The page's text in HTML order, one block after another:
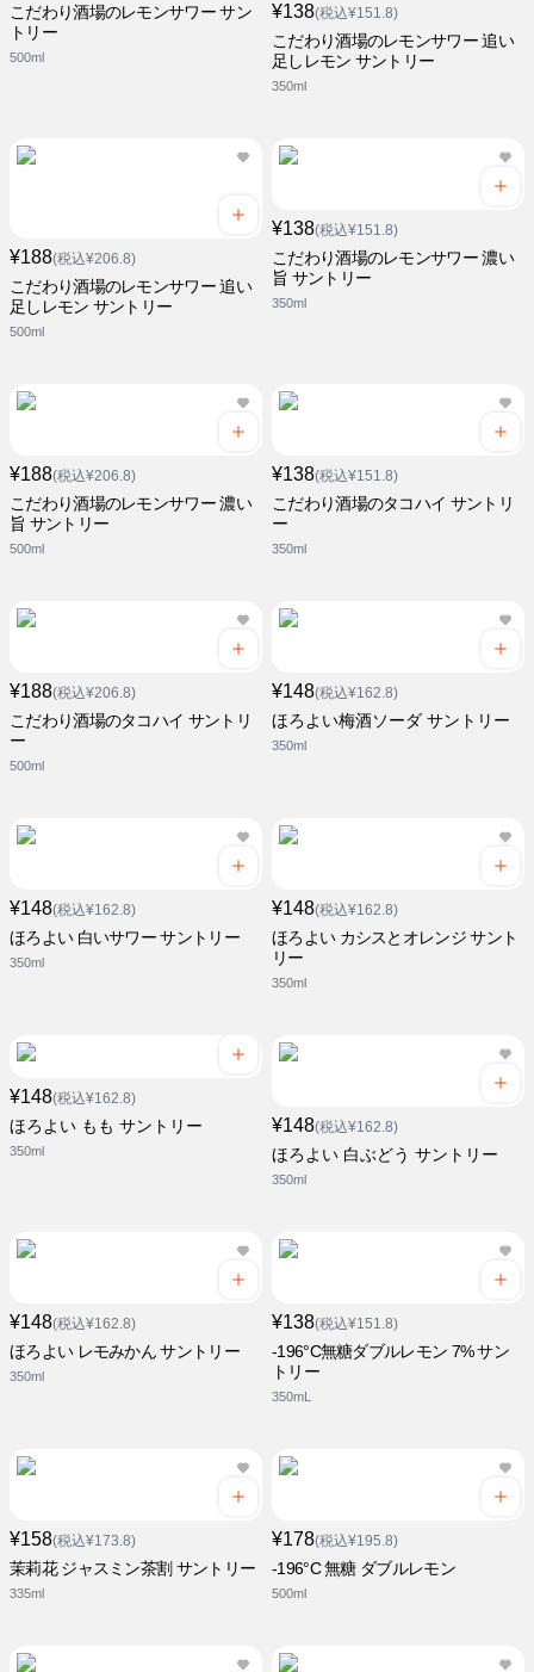
こだわり酒場のレモンサワー サン
トリー
500ml
¥138(税込¥151.8)
こだわり酒場のレモンサワー 追い
足しレモン サントリー
350ml
¥188(税込¥206.8)
こだわり酒場のレモンサワー 追い
足しレモン サントリー
500ml
¥138(税込¥151.8)
こだわり酒場のレモンサワー 濃い
旨 サントリー
350ml
¥188(税込¥206.8)
こだわり酒場のレモンサワー 濃い
旨 サントリー
500ml
¥138(税込¥151.8)
こだわり酒場のタコハイ サントリ
ー
350ml
¥188(税込¥206.8)
こだわり酒場のタコハイ サントリ
ー
500ml
¥148(税込¥162.8)
ほろよい梅酒ソーダ サントリー
350ml
¥148(税込¥162.8)
ほろよい 白いサワー サントリー
350ml
¥148(税込¥162.8)
ほろよい カシスとオレンジ サント
リー
350ml
¥148(税込¥162.8)
ほろよい もも サントリー
350ml
¥148(税込¥162.8)
ほろよい 白ぶどう サントリー
350ml
¥148(税込¥162.8)
ほろよい レモみかん サントリー
350ml
¥138(税込¥151.8)
-196°C無糖ダブルレモン 7% サン
トリー
350mL
¥158(税込¥173.8)
茉莉花 ジャスミン茶割 サントリー
335ml
¥178(税込¥195.8)
-196°C 無糖 ダブルレモン
500ml